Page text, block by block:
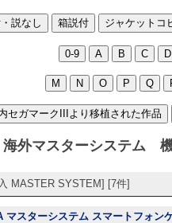
説なし 箱説付 ジャケットコ
0-9 A B C D
M N O P Q
セガマークIIIより移植された作品
海外マスターシステム
MASTER SYSTEM] [7件]
マスターシステム スマートフォン